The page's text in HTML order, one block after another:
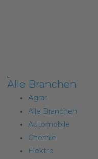
Alle Branchen
Agrar
Alle Branchen
Automobile
Chemie
Elektro